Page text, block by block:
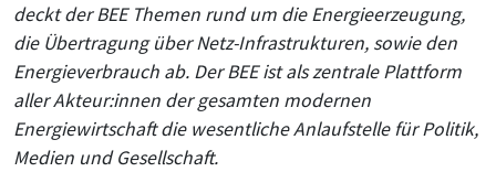
deckt der BEE Themen rund um die Energieerzeugung,
die Übertragung über Netz-Infrastrukturen, sowie den
Energieverbrauch ab. Der BEE ist als zentrale Plattform
aller Akteur:innen der gesamten modernen
Energiewirtschaft die wesentliche Anlaufstelle für Politik,
Medien und Gesellschaft.